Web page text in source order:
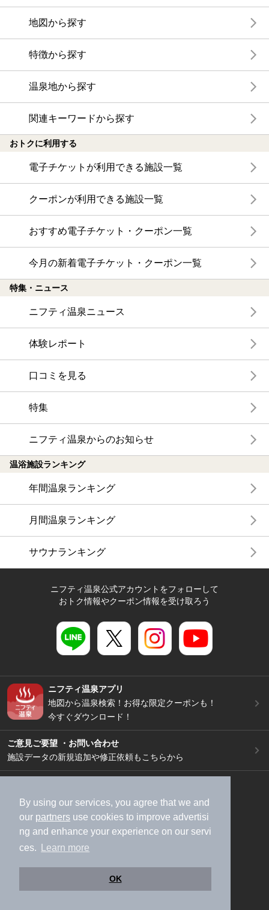
By using our services, you agree that we and
our partners use cookies to improve advertisi
ng and enhance your experience on our servi
ces.
Learn more
OK
地図から探す
特徴から探す
温泉地から探す
関連キーワードから探す
おトクに利用する
電子チケットが利用できる施設一覧
クーポンが利用できる施設一覧
おすすめ電子チケット・クーポン一覧
今月の新着電子チケット・クーポン一覧
特集・ニュース
ニフティ温泉ニュース
体験レポート
口コミを見る
特集
ニフティ温泉からのお知らせ
温浴施設ランキング
年間温泉ランキング
月間温泉ランキング
サウナランキング
ニフティ温泉公式アカウントをフォローして
おトク情報やクーポン情報を受け取ろう
ニフティ温泉アプリ
地図から温泉検索！お得な限定クーポンも！
今すぐダウンロード！
ご意見ご要望 ・お問い合わせ
施設データの新規追加や修正依頼もこちらから
加盟店募集（資料請求）
広告出稿のご案内
利用規約
ライフスタイルMEMBERS+規約
特定商取引法に基づく表記
ヘルプ
採用情報
運営会社